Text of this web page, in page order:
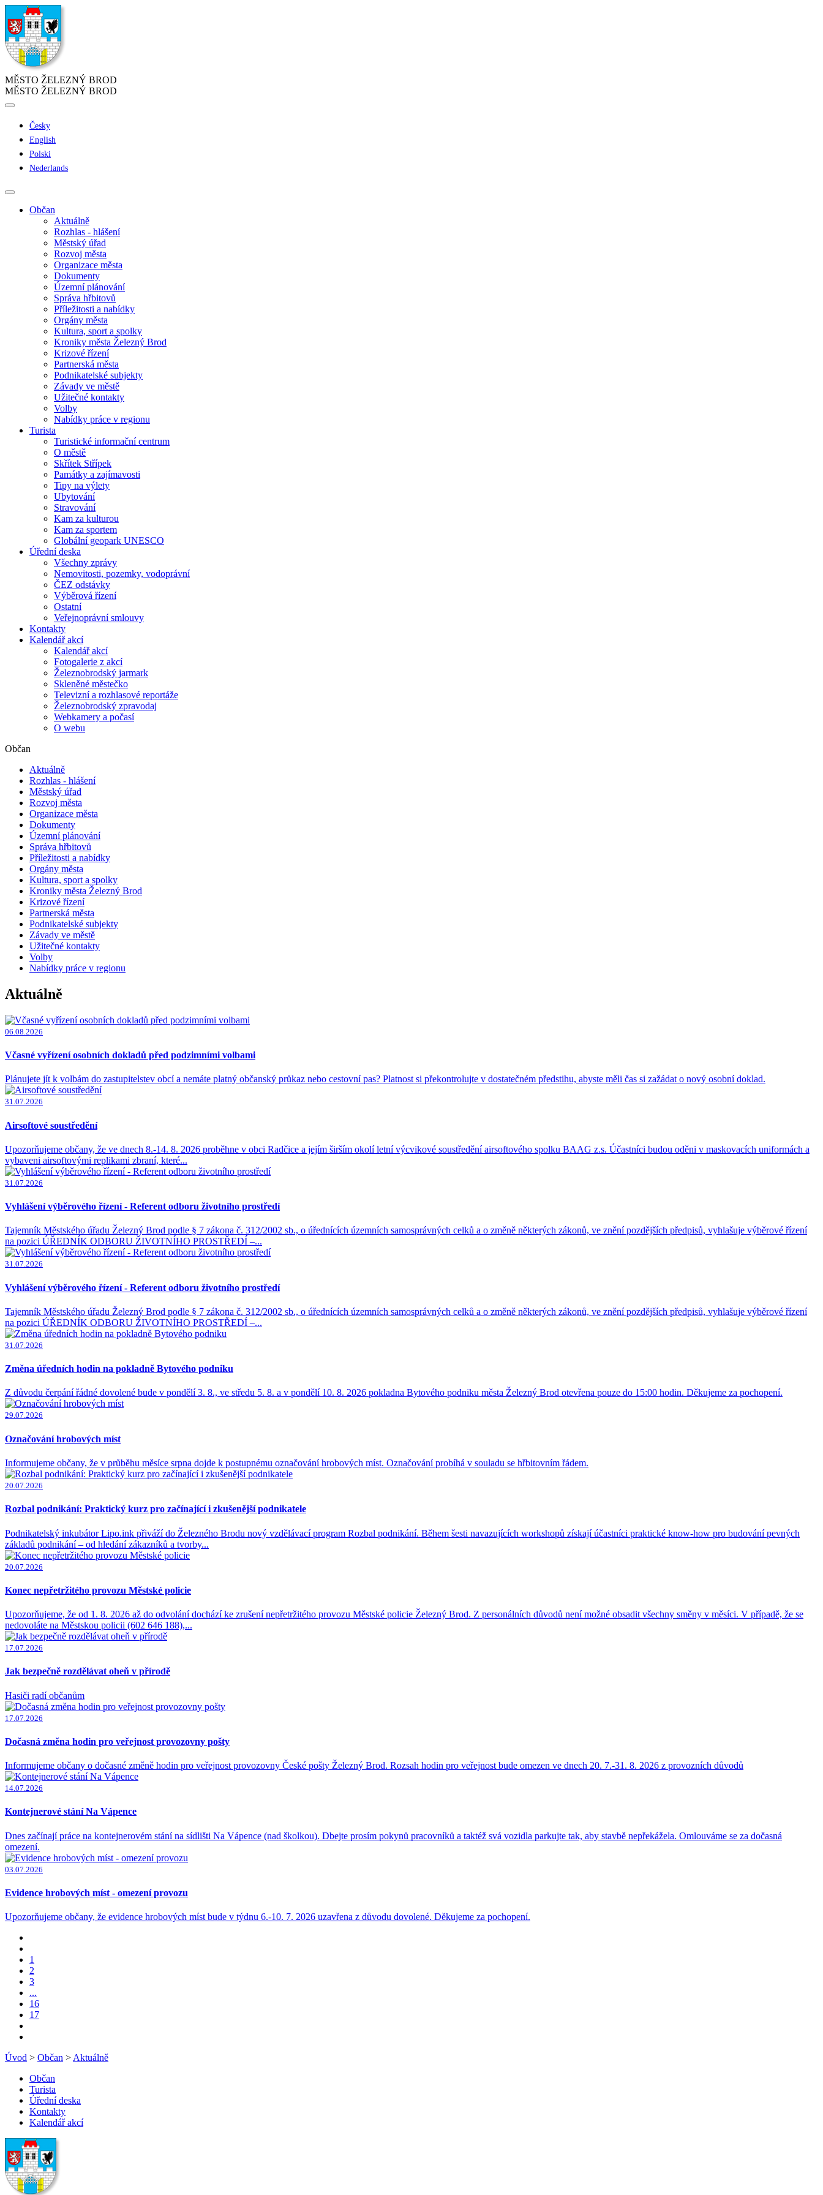
MĚSTO ŽELEZNÝ BROD
MĚSTO ŽELEZNÝ BROD
Česky
English
Polski
Nederlands
Občan
Aktuálně
Rozhlas - hlášení
Městský úřad
Rozvoj města
Organizace města
Dokumenty
Územní plánování
Správa hřbitovů
Příležitosti a nabídky
Orgány města
Kultura, sport a spolky
Kroniky města Železný Brod
Krizové řízení
Partnerská města
Podnikatelské subjekty
Závady ve městě
Užitečné kontakty
Volby
Nabídky práce v regionu
Turista
Turistické informační centrum
O městě
Skřítek Střípek
Památky a zajímavosti
Tipy na výlety
Ubytování
Stravování
Kam za kulturou
Kam za sportem
Globální geopark UNESCO
Úřední deska
Všechny zprávy
Nemovitosti, pozemky, vodoprávní
ČEZ odstávky
Výběrová řízení
Ostatní
Veřejnoprávní smlouvy
Kontakty
Kalendář akcí
Kalendář akcí
Fotogalerie z akcí
Železnobrodský jarmark
Skleněné městečko
Televizní a rozhlasové reportáže
Železnobrodský zpravodaj
Webkamery a počasí
O webu
Občan
Aktuálně
Rozhlas - hlášení
Městský úřad
Rozvoj města
Organizace města
Dokumenty
Územní plánování
Správa hřbitovů
Příležitosti a nabídky
Orgány města
Kultura, sport a spolky
Kroniky města Železný Brod
Krizové řízení
Partnerská města
Podnikatelské subjekty
Závady ve městě
Užitečné kontakty
Volby
Nabídky práce v regionu
Aktuálně
06.08.2026
Včasné vyřízení osobních dokladů před podzimními volbami
Plánujete jít k volbám do zastupitelstev obcí a nemáte platný občanský průkaz nebo cestovní pas? Platnost si překontrolujte v dostatečném předstihu, abyste měli čas si zažádat o nový osobní doklad.
31.07.2026
Airsoftové soustředění
Upozorňujeme občany, že ve dnech 8.-14. 8. 2026 proběhne v obci Radčice a jejím širším okolí letní výcvikové soustředění airsoftového spolku BAAG z.s. Účastníci budou oděni v maskovacích uniformách a
vybaveni airsoftovými replikami zbraní, které...
31.07.2026
Vyhlášení výběrového řízení - Referent odboru životního prostředí
Tajemník Městského úřadu Železný Brod podle § 7 zákona č. 312/2002 sb., o úřednících územních samosprávných celků a o změně některých zákonů, ve znění pozdějších předpisů, vyhlašuje výběrové řízení
na pozici ÚŘEDNÍK ODBORU ŽIVOTNÍHO PROSTŘEDÍ –...
31.07.2026
Vyhlášení výběrového řízení - Referent odboru životního prostředí
Tajemník Městského úřadu Železný Brod podle § 7 zákona č. 312/2002 sb., o úřednících územních samosprávných celků a o změně některých zákonů, ve znění pozdějších předpisů, vyhlašuje výběrové řízení
na pozici ÚŘEDNÍK ODBORU ŽIVOTNÍHO PROSTŘEDÍ –...
31.07.2026
Změna úředních hodin na pokladně Bytového podniku
Z důvodu čerpání řádné dovolené bude v pondělí 3. 8., ve středu 5. 8. a v pondělí 10. 8. 2026 pokladna Bytového podniku města Železný Brod otevřena pouze do 15:00 hodin. Děkujeme za pochopení.
29.07.2026
Označování hrobových míst
Informujeme občany, že v průběhu měsíce srpna dojde k postupnému označování hrobových míst. Označování probíhá v souladu se hřbitovním řádem.
20.07.2026
Rozbal podnikání: Praktický kurz pro začínající i zkušenější podnikatele
Podnikatelský inkubátor Lipo.ink přiváží do Železného Brodu nový vzdělávací program Rozbal podnikání. Během šesti navazujících workshopů získají účastníci praktické know-how pro budování pevných
základů podnikání – od hledání zákazníků a tvorby...
20.07.2026
Konec nepřetržitého provozu Městské policie
Upozorňujeme, že od 1. 8. 2026 až do odvolání dochází ke zrušení nepřetržitého provozu Městské policie Železný Brod. Z personálních důvodů není možné obsadit všechny směny v měsíci. V případě, že se
nedovoláte na Městskou policii (602 646 188),...
17.07.2026
Jak bezpečně rozdělávat oheň v přírodě
Hasiči radí občanům
17.07.2026
Dočasná změna hodin pro veřejnost provozovny pošty
Informujeme občany o dočasné změně hodin pro veřejnost provozovny České pošty Železný Brod. Rozsah hodin pro veřejnost bude omezen ve dnech 20. 7.-31. 8. 2026 z provozních důvodů
14.07.2026
Kontejnerové stání Na Vápence
Dnes začínají práce na kontejnerovém stání na sídlišti Na Vápence (nad školkou). Dbejte prosím pokynů pracovníků a taktéž svá vozidla parkujte tak, aby stavbě nepřekážela. Omlouváme se za dočasná
omezení.
03.07.2026
Evidence hrobových míst - omezení provozu
Upozorňujeme občany, že evidence hrobových míst bude v týdnu 6.-10. 7. 2026 uzavřena z důvodu dovolené. Děkujeme za pochopení.
1
2
3
...
16
17
Úvod > Občan > Aktuálně
Občan
Turista
Úřední deska
Kontakty
Kalendář akcí